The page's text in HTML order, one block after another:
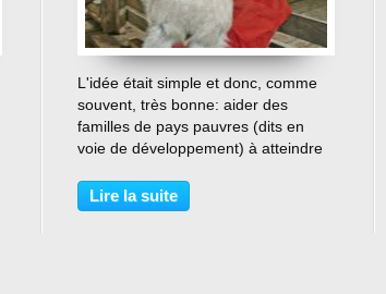
…
L'idée était simple et donc, comme
souvent, très bonne: aider des
familles de pays pauvres (dits en
voie de développement) à atteindre
alimentaire en pratiquant l'élevage.
Parole d'un éleveur français, André
Lire la suite